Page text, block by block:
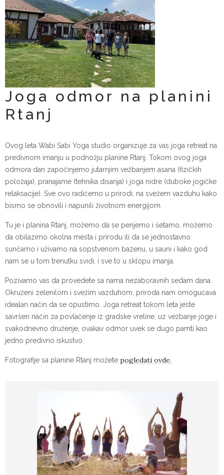
Joga odmor na planini
Rtanj
Ovog leta Wabi Sabi Yoga studio organizuje za vas joga retreat na
predivnom imanju u podnožju planine Rtanj. Tokom ovog joga
odmora dan započinjemo jutarnjim vežbanjem asana (fizičkih
položaja), pranajame (tehnika disanja) i joga nidre (duboke jogičke
relaksacije). Sve ovo radićemo u prirodi, na svežem vazduhu kako
bismo se obnovili i napunili životnom energijom.
Tu je i planina Rtanj, možemo da se penjemo i šetamo, možemo
da obilazimo okolna mesta i prirodu ili da se jednostavno
sunčamo i uživamo na sopstvenom bazenu, u sauni i kako god
nam se u tom trenutku svidi, i sve to u sklopu imanja.
Pozivamo vas da provedete sa nama nezaboravnih sedam dana.
Okruženi zelenilom i svežim vazduhom, priroda nam omogućava
idealan način da se opustimo. Joga retreat tokom leta jeste
savršen način za povlačenje iz gradske vreline, uz vežbanje joge i
svakodnevno druženje, ovakav odmor uvek se dugo pamti kao
jedno predivno iskustvo.
Fotografije sa planine Rtanj možete pogledati ovde.